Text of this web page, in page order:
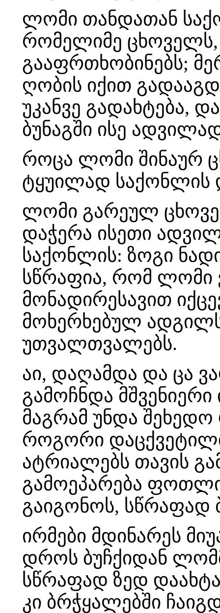
ლომი თანდათან
რომელიმე ცხოველს,
გააფრთხობინებს;
ღობის იქით
უკანვე გადახტება,
ბუნაგში ისე
როცა ლომი შინაურ
ტყუილად საქონლის
ლომი გარეულ
დაჭერა ისეთი
საქონლის: ზოგი
სწრაფია, რომ ლომი
მონადირესავით
მოხერხებულ
უთვალთვალებს.
აი, დაღამდა და ცა
გამოჩნდა მშვენიერი
მაგრამ უნდა
როგორი
ატრიალებს თავის
გამოეპარება
გაიგონოს, სწრაფად
ირმები მდინარეს
დროს ბუჩქიდან
სწრაფად ზედ
კი ბრჭყალებში